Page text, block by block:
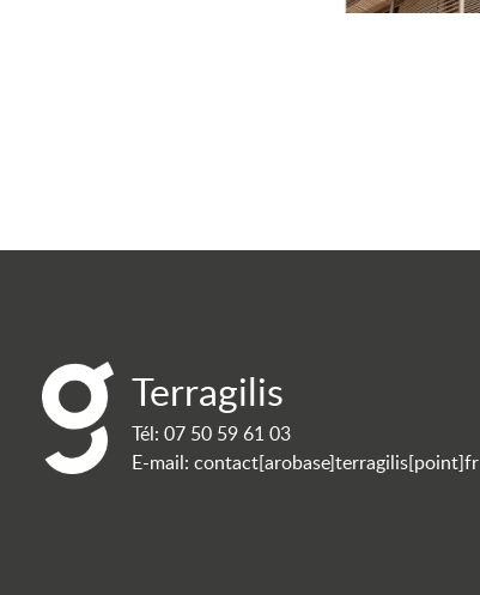
Terragilis
Tél: 07 50 59 61 03
E-mail: contact[arobase]terragilis[point]fr